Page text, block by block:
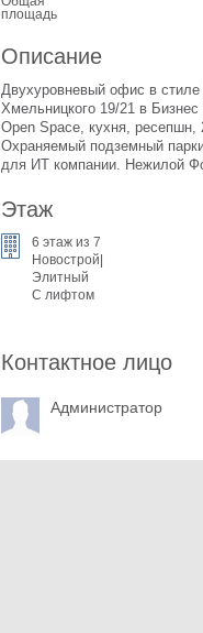
площадь
Описание
Двухуровневый офис в
Хмельницкого 19/21 в
Open Space, кухня,
Охраняемый подземный
для ИТ компании. Нежилой
Этаж
6 этаж из 7
Новострой|
Элитный
С лифтом
Контактное лицо
Администратор